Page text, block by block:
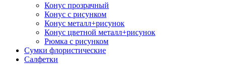
Конус прозрачный
Конус с рисунком
Конус металл+рисунок
Конус цветной металл+рисунок
Рюмка с рисунком
Сумки флористические
Салфетки